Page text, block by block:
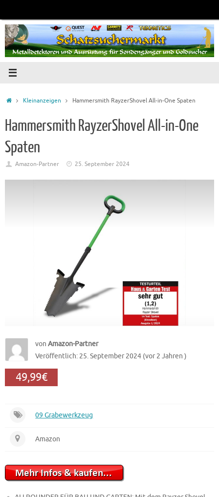
springen
Startseite
Kleinanzeigen Hammersmith RayzerShovel All-in-One Spaten
Hammersmith RayzerShovel All-in-One
Spaten
Amazon-Partner 25. September 2024
von Amazon-Partner
Veröffentlich: 25. September 2024 (vor 2 Jahren )
49,99€
09 Grabewerkzeug
Amazon